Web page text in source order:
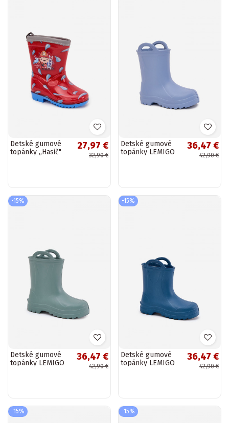
Detské gumové
topánky „Hasič"
27,97 €
32,90 €
Detské gumové
topánky LEMIGO
36,47 €
42,90 €
-15%
Detské gumové
topánky LEMIGO
36,47 €
42,90 €
-15%
Detské gumové
topánky LEMIGO
36,47 €
42,90 €
-15% -15%